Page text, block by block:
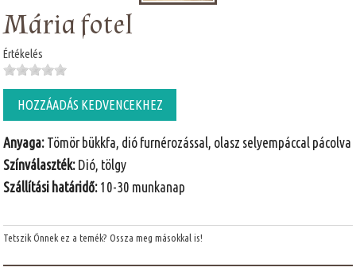
Mária fotel
Értékelés
HOZZÁADÁS KEDVENCEKHEZ
Anyaga: Tömör bükkfa, dió furnérozással, olasz selyempáccal pácolva
Színválaszték: Dió, tölgy
Szállítási határidő: 10-30 munkanap
Tetszik Önnek ez a temék? Ossza meg másokkal is!